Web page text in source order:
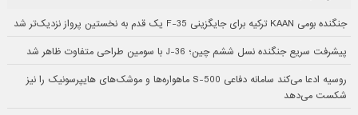
جنگنده بومی KAAN ترکیه برای جایگزینی F-35 یک قدم به نخستین پرواز نزدیک‌تر شد
پیشرفت سریع جنگنده نسل ششم چین؛ J-36 با سومین طراحی متفاوت ظاهر شد
روسیه ادعا می‌کند سامانه دفاعی S-500 ماهواره‌ها و موشک‌های هایپرسونیک را نیز
شکست می‌دهد